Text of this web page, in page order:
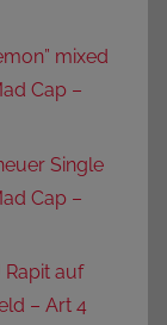
mixed
Cap –
Single
Cap –
Rapit auf
– Art 4